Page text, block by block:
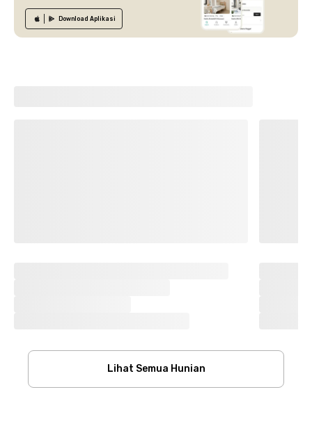
Download Aplikasi
Lihat Semua Hunian